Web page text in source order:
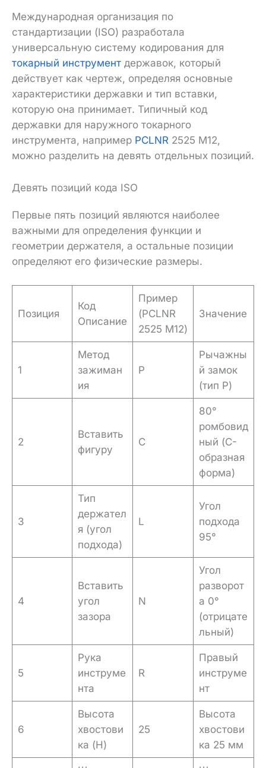
Международная организация по
стандартизации (ISO) разработала
универсальную систему кодирования для
токарный инструмент державок, который
действует как чертеж, определяя основные
характеристики державки и тип вставки,
которую она принимает. Типичный код
державки для наружного токарного
инструмента, например PCLNR 2525 M12,
можно разделить на девять отдельных позиций.
Девять позиций кода ISO
Первые пять позиций являются наиболее
важными для определения функции и
геометрии держателя, а остальные позиции
определяют его физические размеры.
Позиция
Код
Описание
Пример
(PCLNR
2525 M12)
Значение
1
Метод
зажиман
ия
P
Рычажны
й замок
(тип P)
2
Вставить
фигуру
C
80°
ромбовид
ный (C-
образная
форма)
3
Тип
держател
я (угол
подхода)
L
Угол
подхода
95°
4
Вставить
угол
зазора
N
Угол
разворот
а 0°
(отрицате
льный)
5
Рука
инструме
нта
R
Правый
инструме
нт
6
Высота
хвостови
ка (H)
25
Высота
хвостови
ка 25 мм